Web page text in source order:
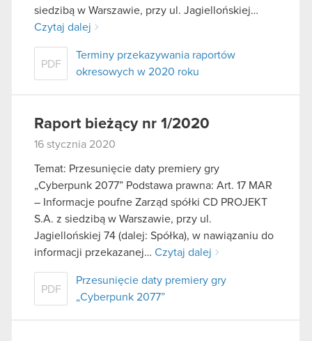
siedzibą w Warszawie, przy ul. Jagiellońskiej…
Czytaj dalej
PDF
Terminy przekazywania raportów
okresowych w 2020 roku
Raport bieżący nr 1/2020
16 stycznia 2020
Temat: Przesunięcie daty premiery gry
„Cyberpunk 2077” Podstawa prawna: Art. 17 MAR
– Informacje poufne Zarząd spółki CD PROJEKT
S.A. z siedzibą w Warszawie, przy ul.
Jagiellońskiej 74 (dalej: Spółka), w nawiązaniu do
informacji przekazanej… Czytaj dalej
PDF
Przesunięcie daty premiery gry
„Cyberpunk 2077”